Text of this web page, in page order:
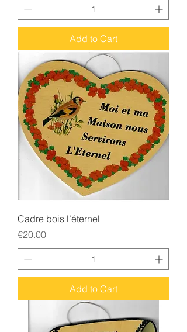
Add to Cart
Cadre bois l’éternel
Price
€20.00
Add to Cart